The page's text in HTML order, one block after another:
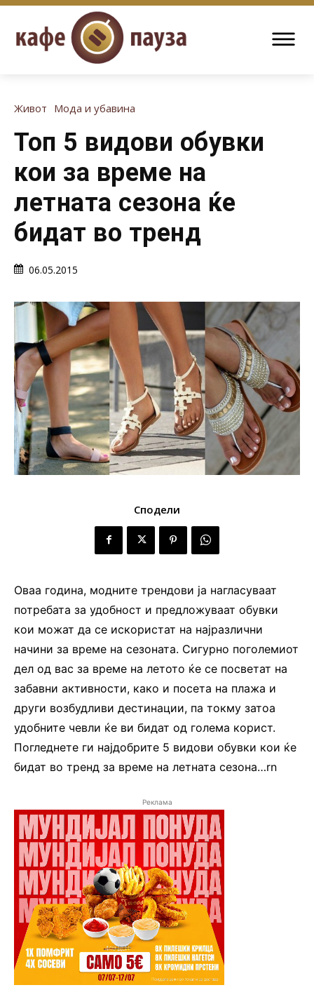
Живот Мода и убавина
Топ 5 видови обувки
кои за време на
летната сезона ќе
бидат во тренд
06.05.2015
Сподели
Оваа година, модните трендови ја нагласуваат
потребата за удобност и предложуваат обувки
кои можат да се искористат на најразлични
начини за време на сезоната. Сигурно поголемиот
дел од вас за време на летото ќе се посветат на
забавни активности, како и посета на плажа и
други возбудливи дестинации, па токму затоа
удобните чевли ќе ви бидат од голема корист.
Погледнете ги најдобрите 5 видови обувки кои ќе
бидат во тренд за време на летната сезона…rn
Реклама